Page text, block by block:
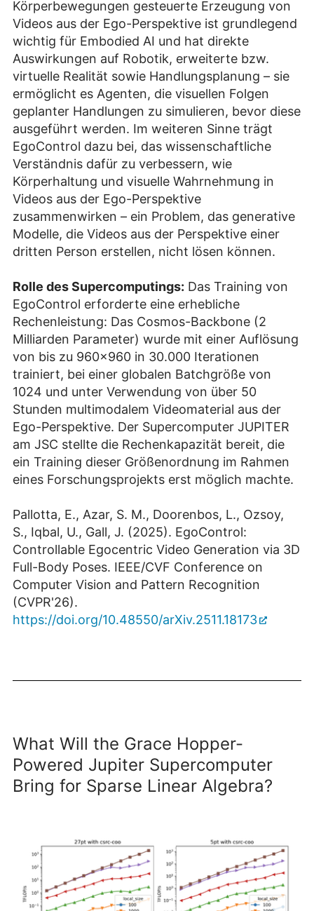
Körperbewegungen gesteuerte Erzeugung von
Videos aus der Ego-Perspektive ist grundlegend
wichtig für Embodied AI und hat direkte
Auswirkungen auf Robotik, erweiterte bzw.
virtuelle Realität sowie Handlungsplanung – sie
ermöglicht es Agenten, die visuellen Folgen
geplanter Handlungen zu simulieren, bevor diese
ausgeführt werden. Im weiteren Sinne trägt
EgoControl dazu bei, das wissenschaftliche
Verständnis dafür zu verbessern, wie
Körperhaltung und visuelle Wahrnehmung in
Videos aus der Ego-Perspektive
zusammenwirken – ein Problem, das generative
Modelle, die Videos aus der Perspektive einer
dritten Person erstellen, nicht lösen können.
Rolle des Supercomputings: Das Training von
EgoControl erforderte eine erhebliche
Rechenleistung: Das Cosmos-Backbone (2
Milliarden Parameter) wurde mit einer Auflösung
von bis zu 960×960 in 30.000 Iterationen
trainiert, bei einer globalen Batchgröße von
1024 und unter Verwendung von über 50
Stunden multimodalem Videomaterial aus der
Ego-Perspektive. Der Supercomputer JUPITER
am JSC stellte die Rechenkapazität bereit, die
ein Training dieser Größenordnung im Rahmen
eines Forschungsprojekts erst möglich machte.
Pallotta, E., Azar, S. M., Doorenbos, L., Ozsoy,
S., Iqbal, U., Gall, J. (2025). EgoControl:
Controllable Egocentric Video Generation via 3D
Full-Body Poses. IEEE/CVF Conference on
Computer Vision and Pattern Recognition
(CVPR'26).
https://doi.org/10.48550/arXiv.2511.18173
What Will the Grace Hopper-
Powered Jupiter Supercomputer
Bring for Sparse Linear Algebra?